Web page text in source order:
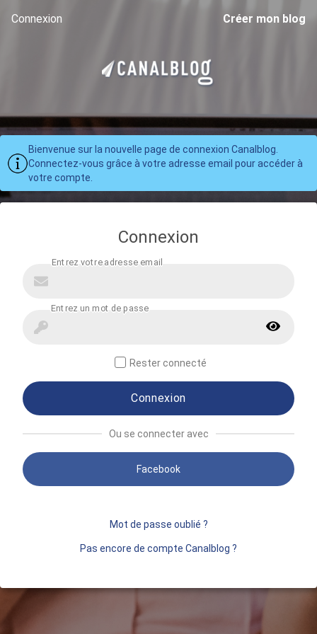
Connexion Créer mon blog
Bienvenue sur la nouvelle page de connexion Canalblog.
Connectez-vous grâce à votre adresse email pour accéder à
votre compte.
Connexion
Rester connecté
Connexion
Ou se connecter avec
Facebook
Mot de passe oublié ?
Pas encore de compte Canalblog ?